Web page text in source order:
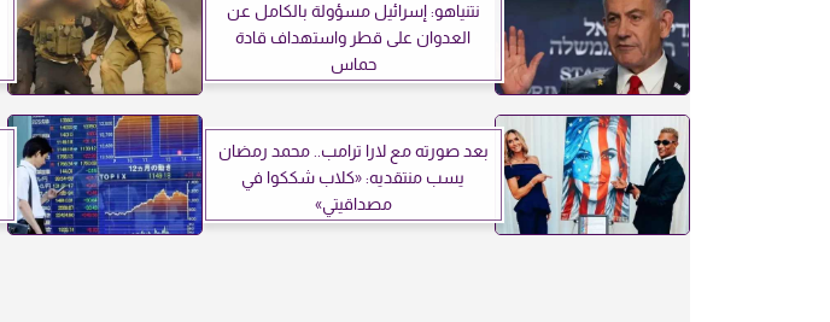
نتنياهو: إسرائيل مسؤولة بالكامل عن
العدوان على قطر واستهداف قادة
حماس
بعد صورته مع لارا ترامب.. محمد رمضان
يسب منتقديه: «كلاب شككوا في
مصداقيتي»